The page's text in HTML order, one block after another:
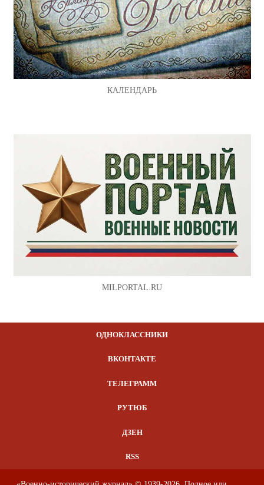
КАЛЕНДАРЬ
MILPORTAL.RU
ОДНОКЛАССНИКИ
ВКОНТАКТЕ
ТЕЛЕГРАММ
РУТЮБ
ДЗЕН
RSS